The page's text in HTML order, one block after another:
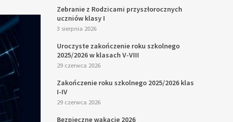
Zebranie z Rodzicami przyszłorocznych
uczniów klasy I
3 sierpnia 2026
Uroczyste zakończenie roku szkolnego
2025/2026 w klasach V-VIII
29 czerwca 2026
Zakończenie roku szkolnego 2025/2026 klas
I-IV
29 czerwca 2026
Bezpieczne wakacje 2026